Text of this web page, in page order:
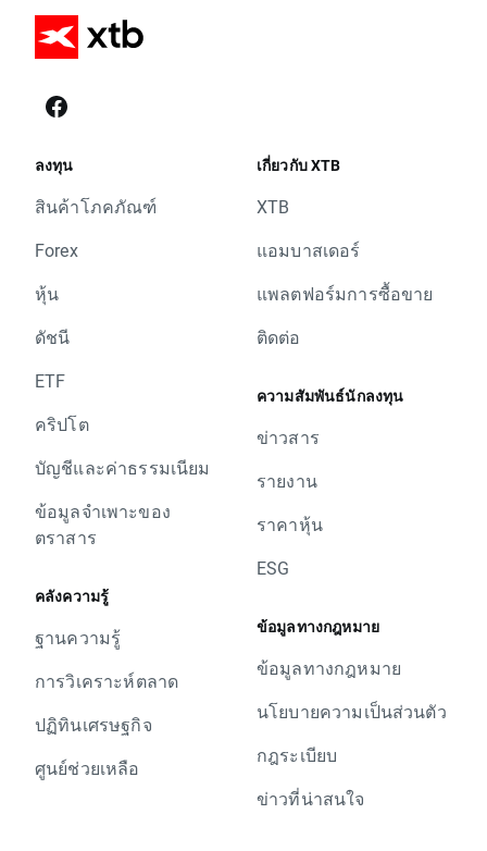
ลงทุน
สินค้าโภคภัณฑ์
Forex
หุ้น
ดัชนี
ETF
คริปโต
บัญชีและค่าธรรมเนียม
ข้อมูลจำเพาะของ
ตราสาร
คลังความรู้
ฐานความรู้
การวิเคราะห์ตลาด
ปฏิทินเศรษฐกิจ
ศูนย์ช่วยเหลือ
เกี่ยวกับ XTB
XTB
แอมบาสเดอร์
แพลตฟอร์มการซื้อขาย
ติดต่อ
ความสัมพันธ์นักลงทุน
ข่าวสาร
รายงาน
ราคาหุ้น
ESG
ข้อมูลทางกฎหมาย
ข้อมูลทางกฎหมาย
นโยบายความเป็นส่วนตัว
กฎระเบียบ
ข่าวที่น่าสนใจ